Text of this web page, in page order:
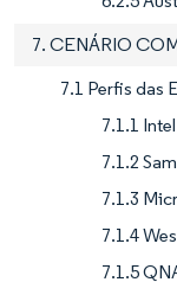
7. CENÁRIO
7.1 Perfis das
7.1.1
7.1.2
7.1.3
7.1.4
7.1.5